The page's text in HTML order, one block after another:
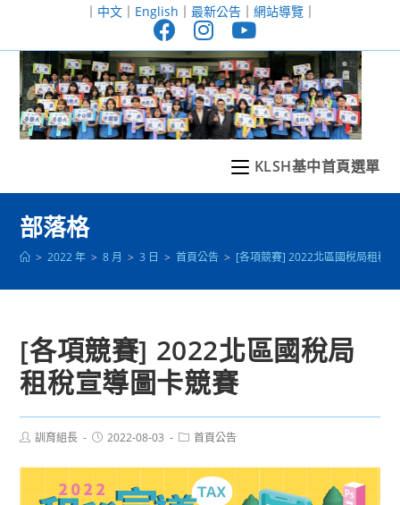
至
｜ 中文｜ English ｜ 最新公告｜ 網站導覽｜
KLSH基中首頁選單
部落格
> 2022 年 > 8 月 > 3 日 > 首頁公告 > [各項競賽] 2022北區國稅局租稅
[各項競賽] 2022北區國稅局
租稅宣導圖卡競賽
Post訓育組長
Post2022-08-03
Post首頁公告